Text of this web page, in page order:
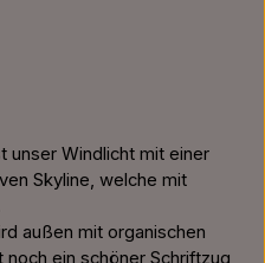
unser Windlicht mit einer
Skyline, welche mit
außen mit organischen
ein schöner Schriftzug